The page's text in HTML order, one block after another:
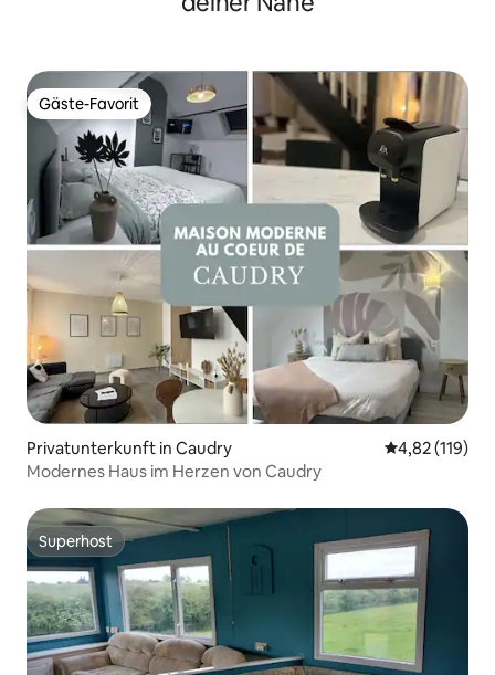
Gäste-Favorit
Gäste-Favorit
Privatunterkunft in Caudry
4,82 (119)
Modernes Haus im Herzen von Caudry
Superhost
Superhost